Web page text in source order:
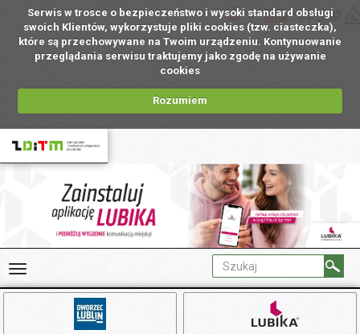
Serwis w trosce o bezpieczeństwo i wysoki standard obsługi
swoich Klientów, wykorzystuje pliki cookies (tzw. ciasteczka),
które są przechowywane na Twoim urządzeniu. Kontynuowanie
przeglądania serwisu traktujemy jako zgodę na używanie
cookies
Rozumiem
PL